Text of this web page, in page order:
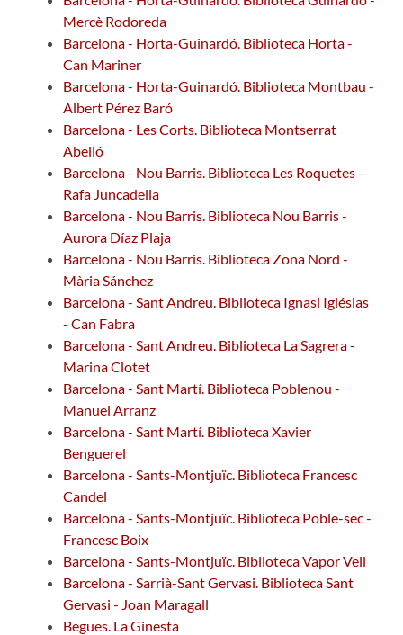
Mercè Rodoreda
Barcelona - Horta-Guinardó. Biblioteca Horta -
Can Mariner
Barcelona - Horta-Guinardó. Biblioteca Montbau -
Albert Pérez Baró
Barcelona - Les Corts. Biblioteca Montserrat
Abelló
Barcelona - Nou Barris. Biblioteca Les Roquetes -
Rafa Juncadella
Barcelona - Nou Barris. Biblioteca Nou Barris -
Aurora Díaz Plaja
Barcelona - Nou Barris. Biblioteca Zona Nord -
Mària Sánchez
Barcelona - Sant Andreu. Biblioteca Ignasi Iglésias
- Can Fabra
Barcelona - Sant Andreu. Biblioteca La Sagrera -
Marina Clotet
Barcelona - Sant Martí. Biblioteca Poblenou -
Manuel Arranz
Barcelona - Sant Martí. Biblioteca Xavier
Benguerel
Barcelona - Sants-Montjuïc. Biblioteca Francesc
Candel
Barcelona - Sants-Montjuïc. Biblioteca Poble-sec -
Francesc Boix
Barcelona - Sants-Montjuïc. Biblioteca Vapor Vell
Barcelona - Sarrià-Sant Gervasi. Biblioteca Sant
Gervasi - Joan Maragall
Begues. La Ginesta